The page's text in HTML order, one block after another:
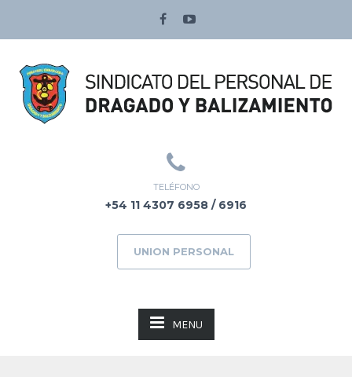
TELÉFONO
+54 11 4307 6958 / 6916
UNION PERSONAL
MENU